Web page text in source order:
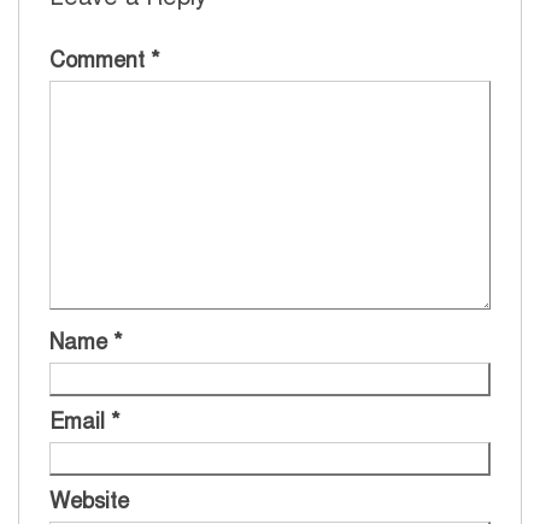
Comment *
Name *
Email *
Website